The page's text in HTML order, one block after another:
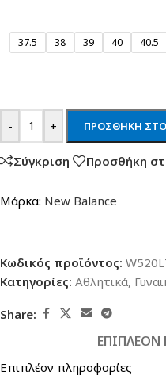
37.5 38 39 40 40.5
- + ΠΡΟΣΘΉΚΗ
Σύγκριση Προσθήκη
Μάρκα: New Balance
Κωδικός προϊόντος:
Κατηγορίες: Αθλητικά,
Share:
Επιπλέον πληροφορίες